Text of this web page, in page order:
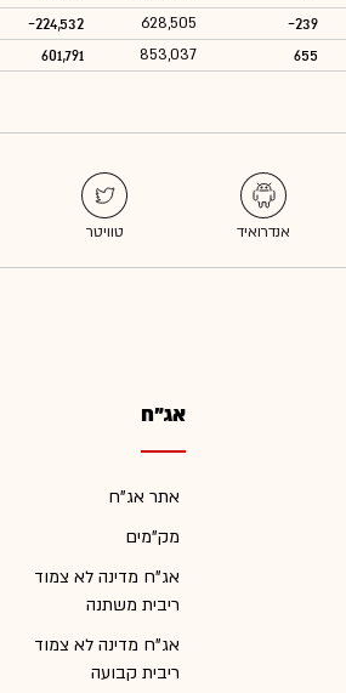
-239
628,505
-224,532
655
853,037
601,791
אג"ח
אתר אג"ח
מק"מים
אג"ח מדינה לא צמוד
ריבית משתנה
אג"ח מדינה לא צמוד
ריבית קבועה